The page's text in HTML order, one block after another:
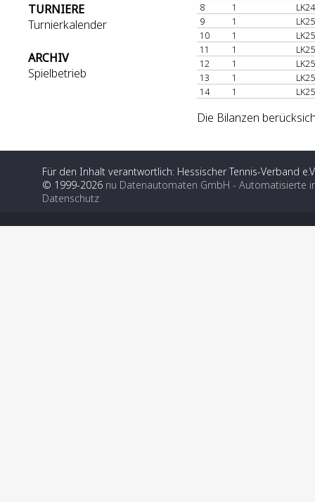
TURNIERE
Turnierkalender
ARCHIV
Spielbetrieb
8
1
9
1
10
1
11
1
12
1
13
1
14
1
Die Bilanzen
Für den Inhalt verantwortlich: Hessischer Tennis-Verband
© 1999-2026 nu Datenautomaten GmbH - Automatisierte
Datenschutz